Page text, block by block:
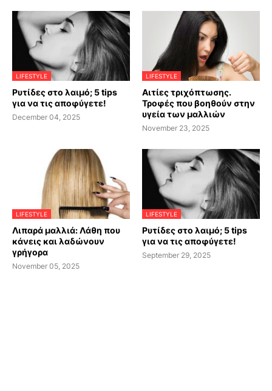
LIFESTYLE
Ρυτίδες στο λαιμό; 5 tips
για να τις αποφύγετε!
December 04, 2025
LIFESTYLE
Αιτίες τριχόπτωσης.
Τροφές που βοηθούν στην
υγεία των μαλλιών
November 23, 2025
LIFESTYLE
Λιπαρά μαλλιά: Λάθη που
κάνεις και λαδώνουν
γρήγορα
November 05, 2025
LIFESTYLE
Ρυτίδες στο λαιμό; 5 tips
για να τις αποφύγετε!
September 29, 2025